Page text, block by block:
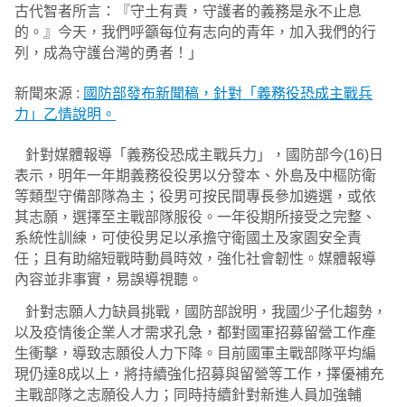
古代智者所言：『守土有責，守護者的義務是永不止息
的。』今天，我們呼籲每位有志向的青年，加入我們的行
列，成為守護台灣的勇者！」
新聞來源 : 國防部發布新聞稿，針對「義務役恐成主戰兵
力」乙情說明。
針對媒體報導「義務役恐成主戰兵力」，國防部今(16)日
表示，明年一年期義務役役男以分發本、外島及中樞防衛
等類型守備部隊為主；役男可按民間專長參加遴選，或依
其志願，選擇至主戰部隊服役。一年役期所接受之完整、
系統性訓練，可使役男足以承擔守衛國土及家園安全責
任；且有助縮短戰時動員時效，強化社會韌性。媒體報導
內容並非事實，易誤導視聽。
針對志願人力缺員挑戰，國防部說明，我國少子化趨勢，
以及疫情後企業人才需求孔急，都對國軍招募留營工作產
生衝擊，導致志願役人力下降。目前國軍主戰部隊平均編
現仍達8成以上，將持續強化招募與留營等工作，擇優補充
主戰部隊之志願役人力；同時持續針對新進人員加強輔